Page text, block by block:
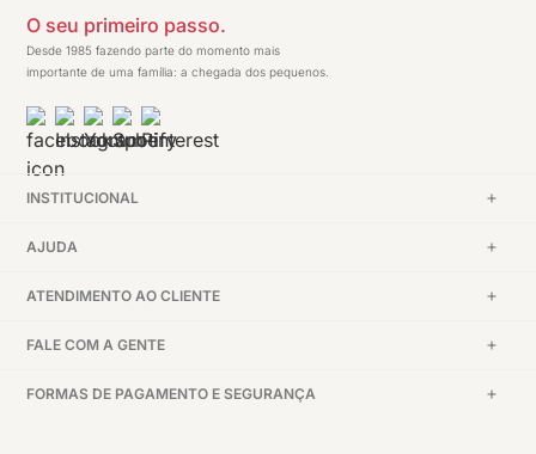
O seu primeiro passo.
Desde 1985 fazendo parte do momento mais
importante de uma família: a chegada dos pequenos.
INSTITUCIONAL
AJUDA
ATENDIMENTO AO CLIENTE
FALE COM A GENTE
FORMAS DE PAGAMENTO E SEGURANÇA